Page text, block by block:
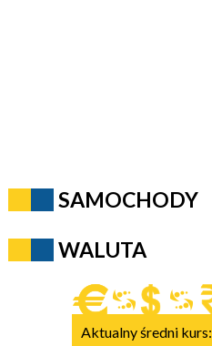
SAMOCHODY
WALUTA
Aktualny średni kurs: